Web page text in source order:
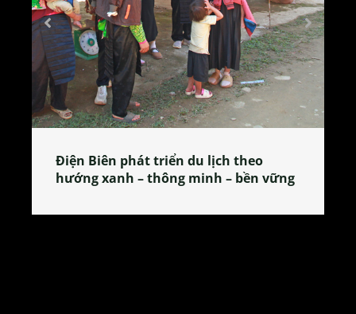
Làng làm bánh tẻ Phú Nhi – nơi lan
tỏa đặc sản xứ Đoài